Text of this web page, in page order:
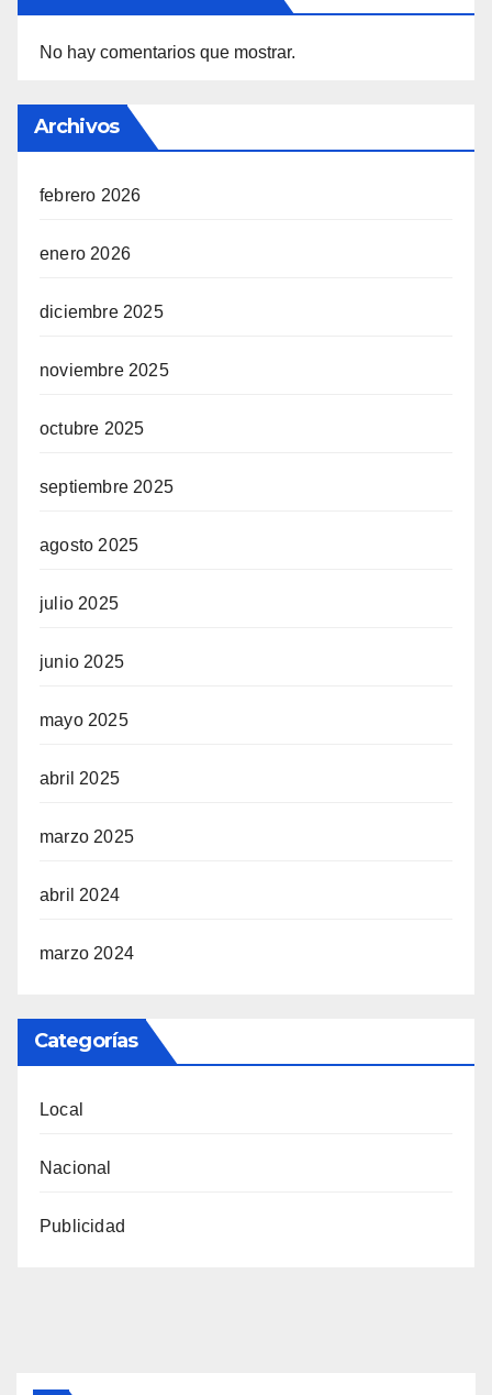
No hay comentarios que mostrar.
Archivos
febrero 2026
enero 2026
diciembre 2025
noviembre 2025
octubre 2025
septiembre 2025
agosto 2025
julio 2025
junio 2025
mayo 2025
abril 2025
marzo 2025
abril 2024
marzo 2024
Categorías
Local
Nacional
Publicidad